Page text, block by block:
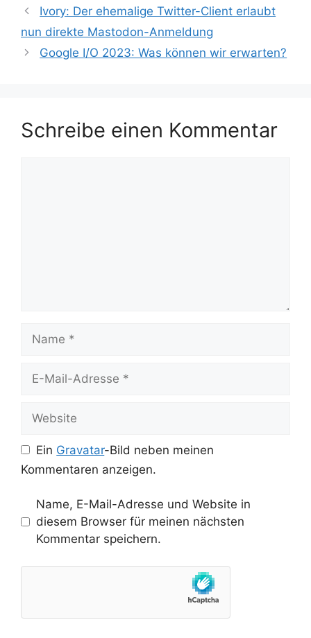
Ivory: Der ehemalige Twitter-Client erlaubt
nun direkte Mastodon-Anmeldung
Google I/O 2023: Was können wir erwarten?
Schreibe einen Kommentar
Mail-
Ein Gravatar-Bild neben meinen
Kommentaren anzeigen.
Name, E-Mail-Adresse und Website in
diesem Browser für meinen nächsten
Kommentar speichern.